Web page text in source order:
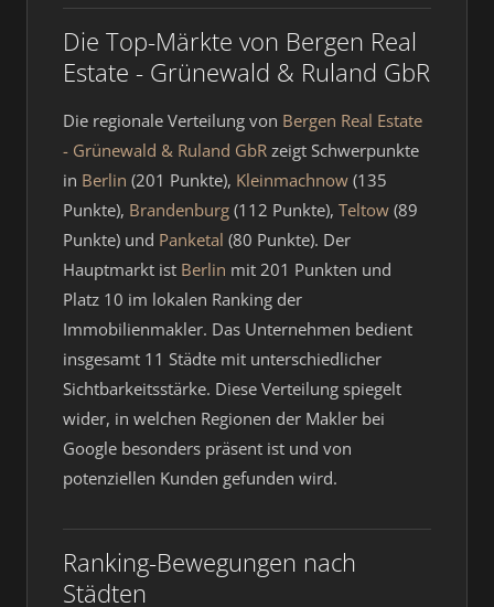
Die Top-Märkte von Bergen Real
Estate - Grünewald & Ruland GbR
Die regionale Verteilung von Bergen Real Estate
- Grünewald & Ruland GbR zeigt Schwerpunkte
in Berlin (201 Punkte), Kleinmachnow (135
Punkte), Brandenburg (112 Punkte), Teltow (89
Punkte) und Panketal (80 Punkte). Der
Hauptmarkt ist Berlin mit 201 Punkten und
Platz 10 im lokalen Ranking der
Immobilienmakler. Das Unternehmen bedient
insgesamt 11 Städte mit unterschiedlicher
Sichtbarkeitsstärke. Diese Verteilung spiegelt
wider, in welchen Regionen der Makler bei
Google besonders präsent ist und von
potenziellen Kunden gefunden wird.
Ranking-Bewegungen nach
Städten